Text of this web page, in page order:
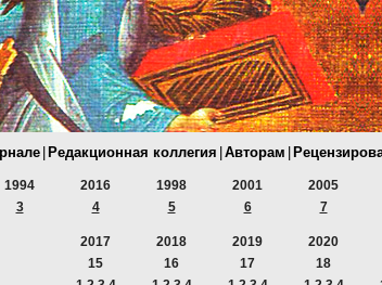
Редакционная коллегия Авторам
1994
3
2016
4
1998
5
2001
6
2005
7
2017
15
2018
16
2019
17
2020
18